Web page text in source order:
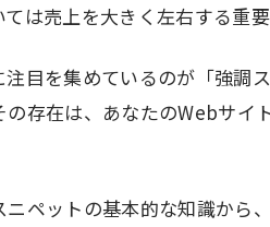
は売上を大きく左右する重要
目を集めているのが「強調
存在は、あなたのWebサイ
ニペットの基本的な知識から